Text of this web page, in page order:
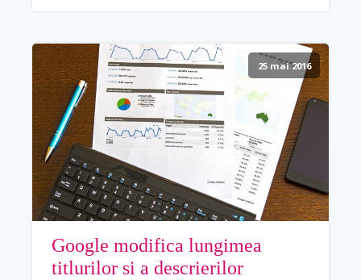
25 mai 2016
Google modifica lungimea
titlurilor si a descrierilor